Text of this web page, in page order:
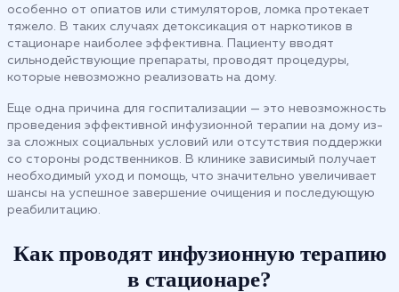
особенно от опиатов или стимуляторов, ломка протекает
тяжело. В таких случаях детоксикация от наркотиков в
стационаре наиболее эффективна. Пациенту вводят
сильнодействующие препараты, проводят процедуры,
которые невозможно реализовать на дому.
Еще одна причина для госпитализации — это невозможность
проведения эффективной инфузионной терапии на дому из-
за сложных социальных условий или отсутствия поддержки
со стороны родственников. В клинике зависимый получает
необходимый уход и помощь, что значительно увеличивает
шансы на успешное завершение очищения и последующую
реабилитацию.
Как проводят инфузионную терапию
в стационаре?